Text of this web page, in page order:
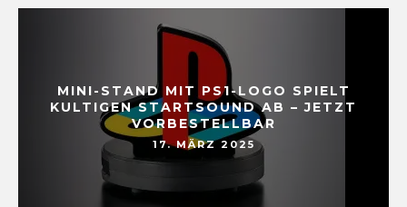
MINI-STAND MIT PS1-LOGO SPIELT
KULTIGEN STARTSOUND AB – JETZT
VORBESTELLBAR
17. MÄRZ 2025